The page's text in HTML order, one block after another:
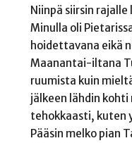
Niinpä siirsin
Minulla oli
hoidettavana eikä
Maanantai-iltana
ruumista kuin
jälkeen lähdin
tehokkaasti, kuten
Pääsin melko pian